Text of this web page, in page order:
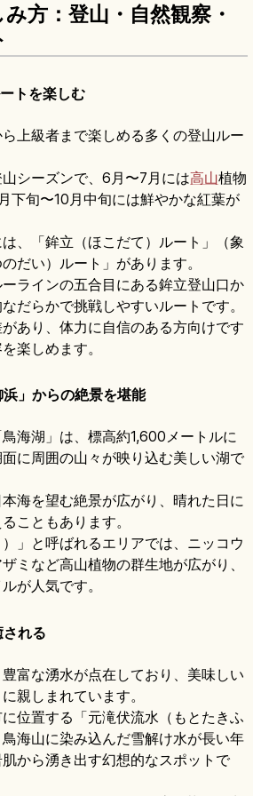
方：登山・自然観察・
トを楽しむ
上級者まで楽しめる多くの登山ルー
シーズンで、6月〜7月には高山植物
下旬〜10月中旬には鮮やかな紅葉が
、「鉾立（ほこだて）ルート」（象
だい）ルート」があります。
ラインの五合目にある鉾立登山口か
だらかで挑戦しやすいルートです。
あり、体力に自信のある方向けです
楽しめます。
」からの絶景を堪能
海湖」は、標高約1,600メートルに
に周囲の山々が映り込む美しい湖で
海を望む絶景が広がり、晴れた日に
こともあります。
」と呼ばれるエリアでは、ニッコウ
ミなど高山植物の群生地が広がり、
が人気です。
れる
富な湧水が点在しており、美味しい
親しまれています。
位置する「元滝伏流水（もとたきふ
海山に染み込んだ雪解け水が長い年
から湧き出す幻想的なスポットで